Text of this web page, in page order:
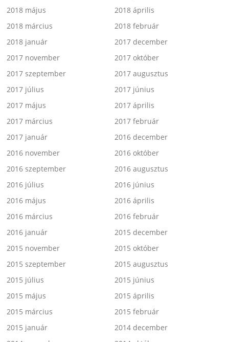
2018 május
2018 április
2018 március
2018 február
2018 január
2017 december
2017 november
2017 október
2017 szeptember
2017 augusztus
2017 július
2017 június
2017 május
2017 április
2017 március
2017 február
2017 január
2016 december
2016 november
2016 október
2016 szeptember
2016 augusztus
2016 július
2016 június
2016 május
2016 április
2016 március
2016 február
2016 január
2015 december
2015 november
2015 október
2015 szeptember
2015 augusztus
2015 július
2015 június
2015 május
2015 április
2015 március
2015 február
2015 január
2014 december